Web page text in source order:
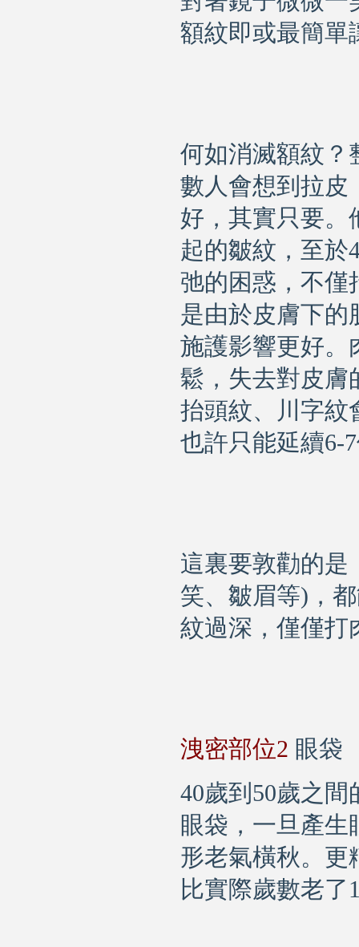
額紋即或最簡單
何如消滅額紋？
數人會想到 拉皮
好，其實只要。
起的皺紋，至於
弛的困惑，不僅
是由於皮膚下的
施護影響更好。
鬆，失去對皮膚
抬頭紋、川字紋
也許只能延續6-7
這裏要敦勸的是
笑、皺眉等) ，
紋過深，僅僅打
洩密部位2 眼袋
40歲到 50歲之間
眼袋 ，一旦產生
形老氣橫秋。更
比實際歲數老了